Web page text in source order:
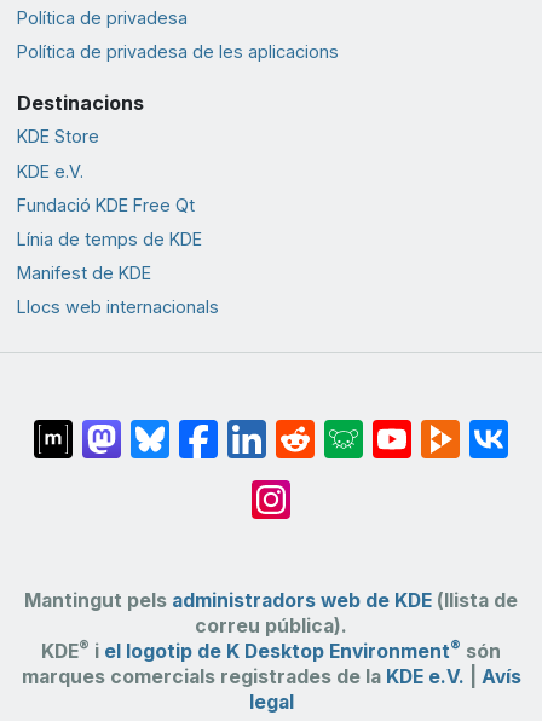
Política de privadesa
Política de privadesa de les aplicacions
Destinacions
KDE Store
KDE e.V.
Fundació KDE Free Qt
Línia de temps de KDE
Manifest de KDE
Llocs web internacionals
Mantingut pels administradors web de KDE (llista de
correu pública).
KDE® i el logotip de K Desktop Environment® són
marques comercials registrades de la KDE e.V.
Avís
legal